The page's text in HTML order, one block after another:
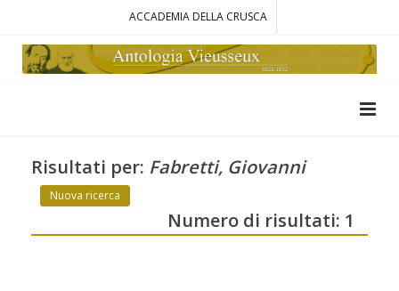
ACCADEMIA DELLA CRUSCA
Risultati per: Fabretti, Giovanni
Nuova ricerca
Numero di risultati: 1